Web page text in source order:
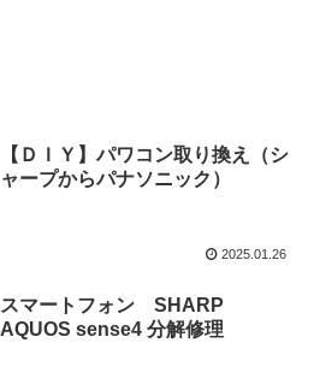
【ＤＩＹ】パワコン取り換え（シ
ャープからパナソニック）
2025.01.26
スマートフォン SHARP
AQUOS sense4 分解修理